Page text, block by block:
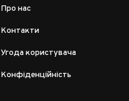
Про нас
Контакти
Угода користувача
Конфіденційність